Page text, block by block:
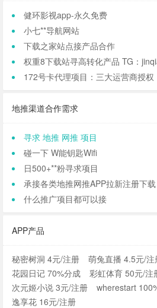
健环影视app-永久免费
小七**导航网站
下载之家站点接产品合作
权重8下载站寻高转化产品 TG：
172号卡代理项目：三大运营商授权
地推渠道合作需求
寻求 地推 网推 项目
碰一下 W能钥匙Wifi
日500+**粉寻求项目
承接各类地推网推APP拉新注册下
什么推广项目都可以接
APP产品
秘密树洞 4元/注册 萌兔直播 4.5元/注
花园日记 70%分成
彩虹体育 50元/注
次元姬小说 3元/注册
wherestart
逸享花 16元/注册